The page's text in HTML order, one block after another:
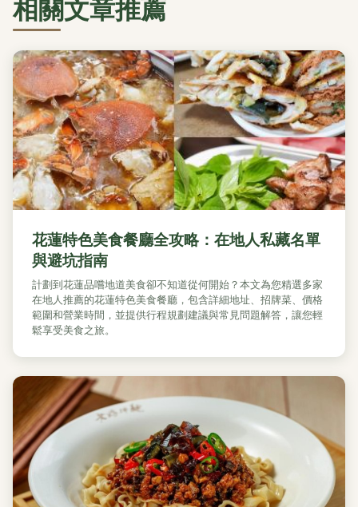
相關文章推薦
花蓮特色美食餐廳全攻略：在地人私藏名單
與避坑指南
計劃到花蓮品嚐地道美食卻不知道從何開始？本文為您精選多家
在地人推薦的花蓮特色美食餐廳，包含詳細地址、招牌菜、價格
範圍和營業時間，並提供行程規劃建議與常見問題解答，讓您輕
鬆享受美食之旅。